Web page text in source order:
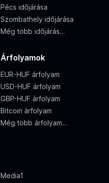
Pécs időjárása
Szombathely időjárása
Még több időjárás…
Árfolyamok
EUR-HUF árfolyam
USD-HUF árfolyam
GBP-HUF árfolyam
Bitcoin árfolyam
Még több árfolyam…
Media1